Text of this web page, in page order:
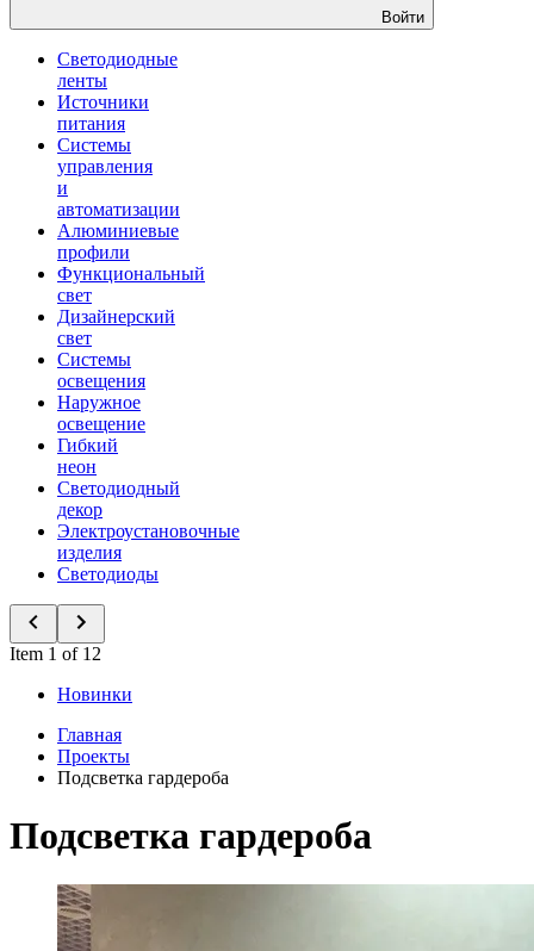
Войти
Светодиодные
ленты
Источники
питания
Системы
управления
и
автоматизации
Алюминиевые
профили
Функциональный
свет
Дизайнерский
свет
Системы
освещения
Наружное
освещение
Гибкий
неон
Светодиодный
декор
Электроустановочные
изделия
Светодиоды
Item 1 of 12
Новинки
Главная
Проекты
Подсветка гардероба
Подсветка гардероба